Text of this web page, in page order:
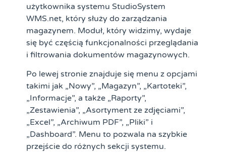
użytkownika systemu StudioSystem
WMS.net, który służy do zarządzania
magazynem. Moduł, który widzimy, wydaje
się być częścią funkcjonalności przeglądania
i filtrowania dokumentów magazynowych.
Po lewej stronie znajduje się menu z opcjami
takimi jak „Nowy”, „Magazyn”, „Kartoteki”,
„Informacje”, a także „Raporty”,
„Zestawienia”, „Asortyment ze zdjęciami”,
„Excel”, „Archiwum PDF”, „Pliki” i
„Dashboard”. Menu to pozwala na szybkie
przejście do różnych sekcji systemu.